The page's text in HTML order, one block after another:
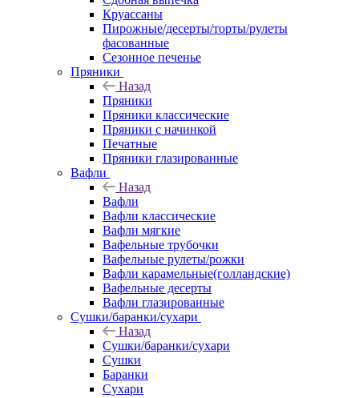
Круассаны
Пирожные/десерты/торты/рулеты
фасованные
Сезонное печенье
Пряники
Назад
Пряники
Пряники классические
Пряники с начинкой
Печатные
Пряники глазированные
Вафли
Назад
Вафли
Вафли классические
Вафли мягкие
Вафельные трубочки
Вафельные рулеты/рожки
Вафли карамельные(голландские)
Вафельные десерты
Вафли глазированные
Сушки/баранки/сухари
Назад
Сушки/баранки/сухари
Сушки
Баранки
Сухари